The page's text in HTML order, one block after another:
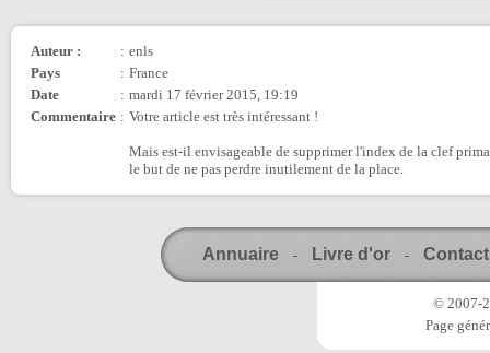
Auteur : : enls
Pays
: France
Date
: mardi 17 février 2015, 19:19
Commentaire : Votre article est très intéressant !
Mais est-il envisageable de supprimer l'index de la clef
le but de ne pas perdre inutilement de la place.
Annuaire - Livre d'or - Contact
© 2007-
Page